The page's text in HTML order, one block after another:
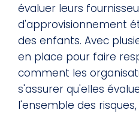
évaluer leurs
d'approvisionnement
des enfants. Avec
en place pour faire
comment les
s'assurer qu'elles
l'ensemble des